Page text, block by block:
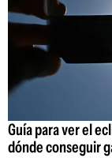
Guía para ver el
dónde conseguir